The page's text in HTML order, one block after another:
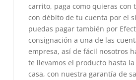
carrito, paga como quieras con
con débito de tu cuenta por el
puedas pagar también por
consignación a una de las
empresa, así de fácil nosotros
te llevamos el producto hasta
casa, con nuestra garantía de